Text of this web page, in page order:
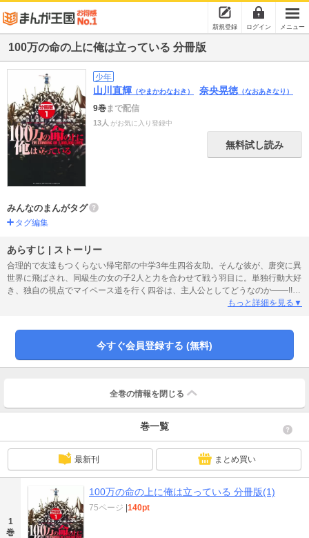
新規登録 ログイン メニュー
100万の命の上に俺は立っている 分冊版
少年
山川直輝 （やまかわなおき） 奈央晃徳 （なおあきなり）
9巻まで配信
13人 がお気に入り登録中
無料試し読み
みんなのまんがタグ
タグ編集
あらすじ | ストーリー
合理的で友達もつくらない帰宅部の中学3年生四谷友助。そんな彼が、唐突に異
世界に飛ばされ、同級生の女の子2人と力を合わせて戦う羽目に。単独行動大好
き、独自の視点でマイペース道を行く四谷は、主人公としてどうなのか――!!?
アンチファンタジーを謳う、ファンタジー異色作!! 【#1「ゲリラ農奴と終わり
もっと詳細を見る▼
今すぐ会員登録する (無料)
全巻の情報を 閉じる
巻一覧
最新刊 まとめ買い
1
巻
100万の命の上に俺は立っている 分冊版(1)
75ページ |140pt